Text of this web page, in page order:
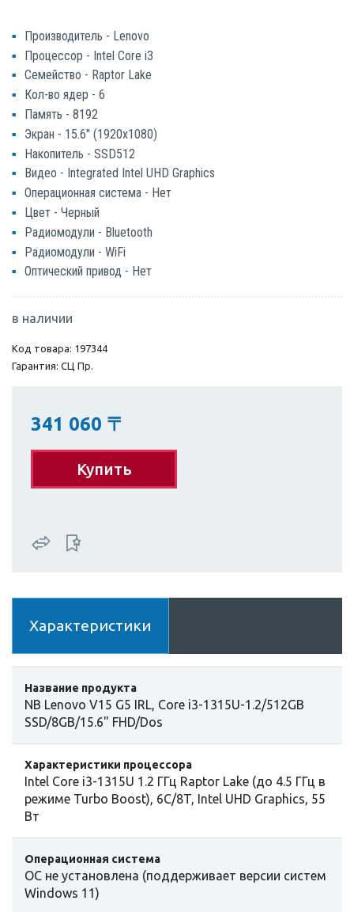
Производитель - Lenovo
Процессор - Intel Core i3
Семейство - Raptor Lake
Кол-во ядер - 6
Память - 8192
Экран - 15.6" (1920x1080)
Накопитель - SSD512
Видео - Integrated Intel UHD Graphics
Операционная система - Нет
Цвет - Черный
Радиомодули - Bluetooth
Радиомодули - WiFi
Оптический привод - Нет
в наличии
Код товара: 197344
Гарантия: СЦ Пр.
341 060 〒
Купить
Характеристики
Название продукта
NB Lenovo V15 G5 IRL, Core i3-1315U-1.2/512GB
SSD/8GB/15.6" FHD/Dos
Характеристики процессора
Intel Core i3-1315U 1.2 ГГц Raptor Lake (до 4.5 ГГц в
режиме Turbo Boost), 6C/8T, Intel UHD Graphics, 55
Вт
Операционная система
ОС не установлена (поддерживает версии систем
Windows 11)